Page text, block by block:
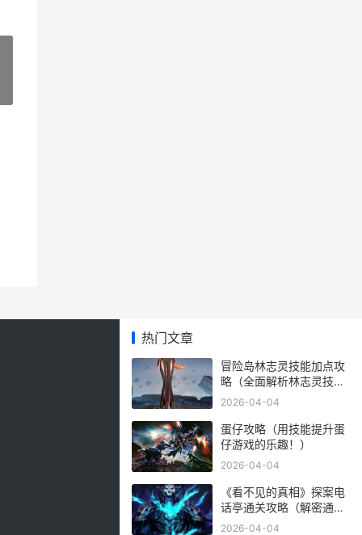
热门文章
冒险岛林志灵技能加点攻
略（全面解析林志灵技能
加点技巧，帮助你更好地
2026-04-04
蛋仔攻略（用技能提升蛋
仔游戏的乐趣！）
2026-04-04
《看不见的真相》探案电
话亭通关攻略（解密通关
秘籍，一探真相）
2026-04-04